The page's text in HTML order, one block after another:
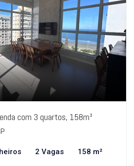
com 3 quartos, 158m²
2 Vagas 158 m²